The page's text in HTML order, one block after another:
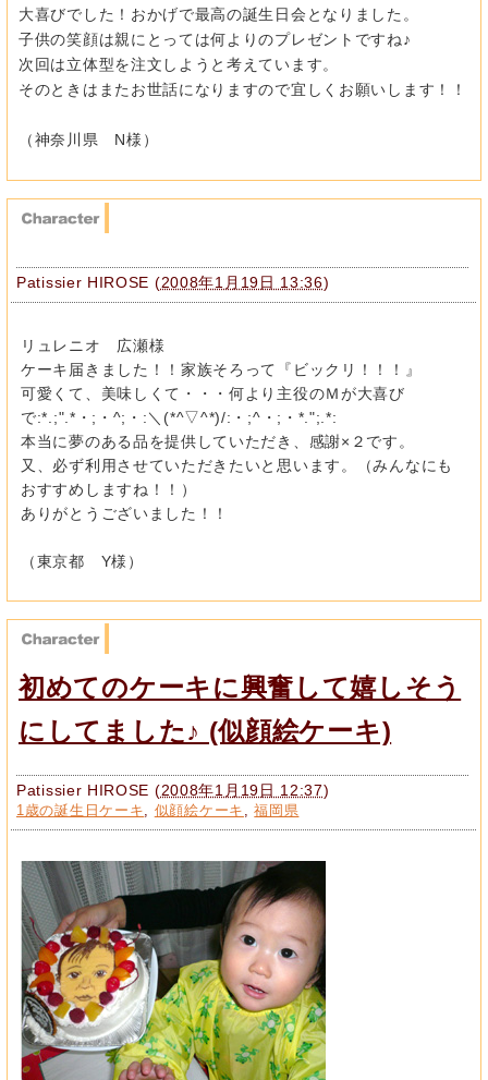
大喜びでした！おかげで最高の誕生日会となりました。
子供の笑顔は親にとっては何よりのプレゼントですね♪
次回は立体型を注文しようと考えています。
そのときはまたお世話になりますので宜しくお願いします！！
（神奈川県 N様）
Patissier HIROSE (2008年1月19日 13:36)
リュレニオ 広瀬様
ケーキ届きました！！家族そろって『ビックリ！！！』
可愛くて、美味しくて・・・何より主役のＭが大喜び
で:*.;".*・;・^;・:＼(*^▽^*)/:・;^・;・*.";.*:
本当に夢のある品を提供していただき、感謝×２です。
又、必ず利用させていただきたいと思います。（みんなにも
おすすめしますね！！）
ありがとうございました！！
（東京都 Y様）
初めてのケーキに興奮して嬉しそう
にしてました♪ (似顔絵ケーキ)
Patissier HIROSE (2008年1月19日 12:37)
1歳の誕生日ケーキ 似顔絵ケーキ ,福岡県